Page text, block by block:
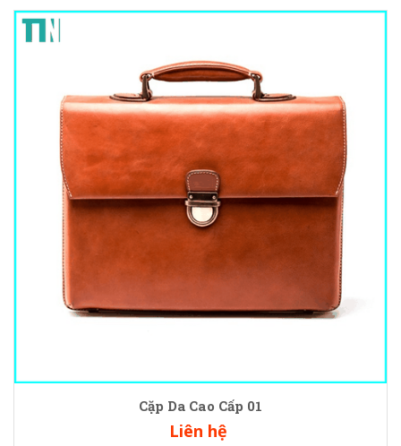
Cặp Da Cao Cấp 01
Liên hệ